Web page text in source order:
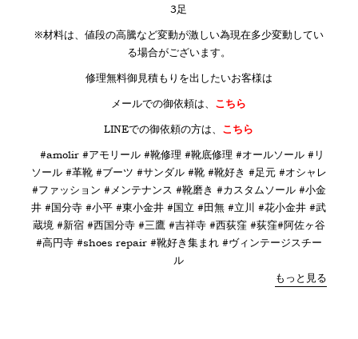
3足
※材料は、値段の高騰など変動が激しい為現在多少変動してい
る場合がございます。
修理無料御見積もりを出したいお客様は
メールでの御依頼は、 こちら
LINEでの御依頼の方は、 こちら
#amolir #アモリール #靴修理 #靴底修理 #オールソール #リ
ソール #革靴 #ブーツ #サンダル #靴 #靴好き #足元 #オシャレ
#ファッション #メンテナンス #靴磨き #カスタムソール #小金
井 #国分寺 #小平 #東小金井 #国立 #田無 #立川 #花小金井 #武
蔵境 #新宿 #西国分寺 #三鷹 #吉祥寺 #西荻窪 #荻窪#阿佐ヶ谷
#高円寺 #shoes repair #靴好き集まれ #ヴィンテージスチー
ル
もっと見る